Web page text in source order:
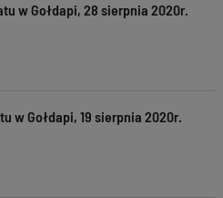
w Gołdapi, 28 sierpnia 2020r.
w Gołdapi, 19 sierpnia 2020r.